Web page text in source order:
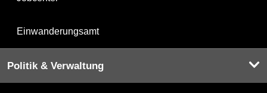
Einwanderungsamt
Politik & Verwaltung